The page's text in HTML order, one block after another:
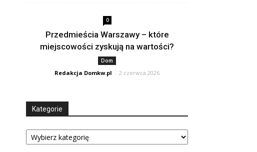
0
Przedmieścia Warszawy – które
miejscowości zyskują na wartości?
Dom
Redakcja Domkw.pl - 2 czerwca 2026
Kategorie
Kategorie